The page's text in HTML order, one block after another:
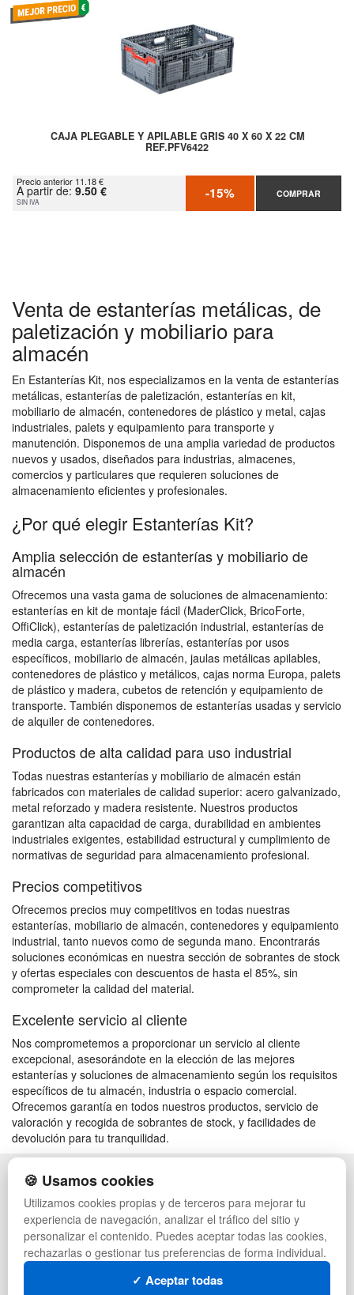
CAJA PLEGABLE Y APILABLE GRIS 40 X 60 X 22 CM
REF.PFV6422
Precio anterior 11.18 €
A partir de: 9.50 €
SIN IVA -15% COMPRAR
Venta de estanterías metálicas, de
paletización y mobiliario para
almacén
En Estanterías Kit, nos especializamos en la venta de estanterías
metálicas, estanterías de paletización, estanterías en kit,
mobiliario de almacén, contenedores de plástico y metal, cajas
industriales, palets y equipamiento para transporte y
manutención. Disponemos de una amplia variedad de productos
nuevos y usados, diseñados para industrias, almacenes,
comercios y particulares que requieren soluciones de
almacenamiento eficientes y profesionales.
¿Por qué elegir Estanterías Kit?
Amplia selección de estanterías y mobiliario de
almacén
Ofrecemos una vasta gama de soluciones de almacenamiento:
estanterías en kit de montaje fácil (MaderClick, BricoForte,
OffiClick), estanterías de paletización industrial, estanterías de
media carga, estanterías librerías, estanterías por usos
específicos, mobiliario de almacén, jaulas metálicas apilables,
contenedores de plástico y metálicos, cajas norma Europa, palets
de plástico y madera, cubetos de retención y equipamiento de
transporte. También disponemos de estanterías usadas y servicio
de alquiler de contenedores.
Productos de alta calidad para uso industrial
Todas nuestras estanterías y mobiliario de almacén están
fabricados con materiales de calidad superior: acero galvanizado,
metal reforzado y madera resistente. Nuestros productos
garantizan alta capacidad de carga, durabilidad en ambientes
industriales exigentes, estabilidad estructural y cumplimiento de
normativas de seguridad para almacenamiento profesional.
Precios competitivos
Ofrecemos precios muy competitivos en todas nuestras
estanterías, mobiliario de almacén, contenedores y equipamiento
industrial, tanto nuevos como de segunda mano. Encontrarás
soluciones económicas en nuestra sección de sobrantes de stock
y ofertas especiales con descuentos de hasta el 85%, sin
comprometer la calidad del material.
Excelente servicio al cliente
Nos comprometemos a proporcionar un servicio al cliente
excepcional, asesorándote en la elección de las mejores
estanterías y soluciones de almacenamiento según los requisitos
específicos de tu almacén, industria o espacio comercial.
Ofrecemos garantía en todos nuestros productos, servicio de
valoración y recogida de sobrantes de stock, y facilidades de
devolución para tu tranquilidad.
POLÍTICA DE PRIVACIDAD
CONDICIONES DE USO
CAMBIOS Y DEVOLUCIONES
CONTACTO
QUIENES SOMOS
MAPA WEB
PREGUNTAS FRECUENTES
PALETS DE PLÁSTICO
MANUTENCIÓN
GESTIÓN DE RESIDUOS
PALETS
CONTENEDORES DE PLÁSTICO
LIQUIDACIÓN Y SOBRANTES
🍪 Usamos cookies
Utilizamos cookies propias y de terceros para mejorar tu
experiencia de navegación, analizar el tráfico del sitio y
personalizar el contenido. Puedes aceptar todas las cookies,
rechazarlas o gestionar tus preferencias de forma individual.
✓ Aceptar todas